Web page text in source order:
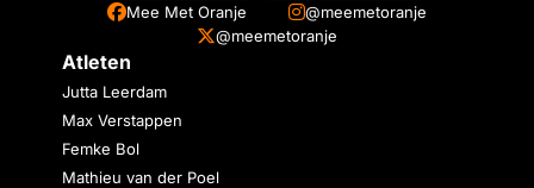
Mee Met Oranje
@meemetoranje
@meemetoranje
Atleten
Jutta Leerdam
Max Verstappen
Femke Bol
Mathieu van der Poel